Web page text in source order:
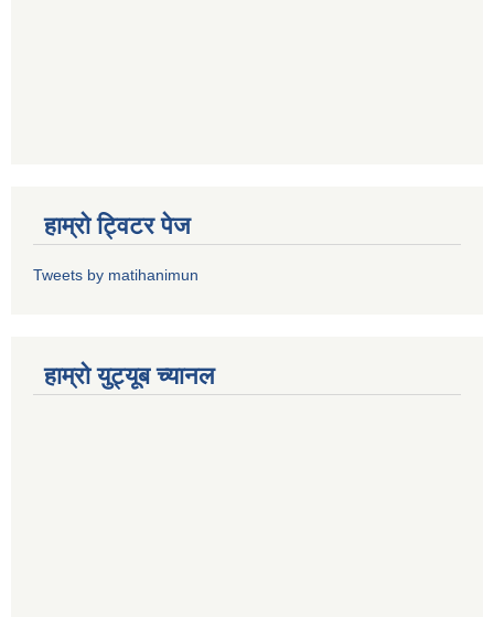
हाम्राे ट्विटर पेज
Tweets by matihanimun
हाम्रो युट्यूब च्यानल